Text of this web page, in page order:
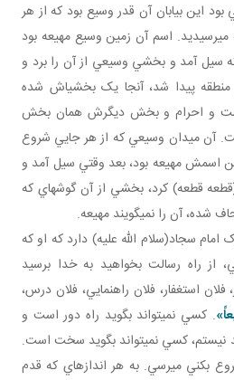
بود اين بيابان آن قدر وسيع بود که از هر
رسيديد. اسم آن زمين وسيع مهيعه بود
سيل آمد و بخشي وسيعي از آن را برد و
منطقه پيدا شد، آنجا يک بخشي اش شده
و احرام و بخش ديگرش همان بخش
آن ميدان وسيعي که از هر جايي شروع
اسمش مهيعه بود، بعد وقتي سيل آمد و
قطعه) کرد، بخشي از آن گوشه اي که
شده، آن را نمي گويند مهيعه.
امام سجاد(سلام الله عليه) دارد که او که
از راه رسالت بخواهيد به خدا برسيد
فلان استغفار، فلان راهنمايي، فلان درس،
. کسي نمي تواند بگويد راه دور است و
نيستم، کسي نمي تواند بگويد سخت است.
بکني مي رسي. به هر اندازه اي که قدم